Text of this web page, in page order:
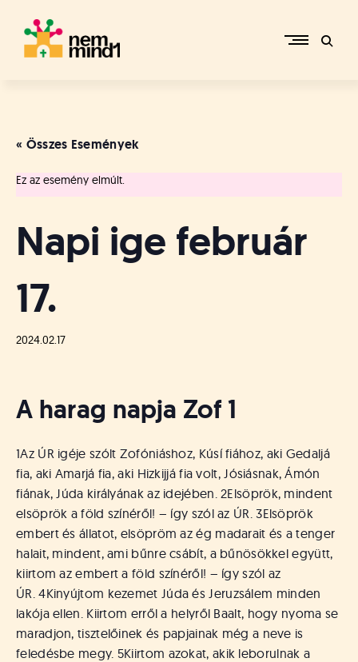
content
p
r
i
R
f
o
m
u
s
k
e
-
L
a
p
j
a
« Összes Események
Ez az esemény elmúlt.
Napi ige február
17.
2024.02.17
A harag napja Zof 1
1Az ÚR igéje szólt Zofóniáshoz, Kúsí fiához, aki Gedaljá
fia, aki Amarjá fia, aki Hizkijjá fia volt, Jósiásnak, Ámón
fiának, Júda királyának az idejében.2Elsöprök, mindent
elsöprök a föld színéről! – így szól az ÚR. 3Elsöprök
embert és állatot, elsöpröm az ég madarait és a tenger
halait, mindent, ami bűnre csábít, a bűnösökkel együtt,
kiirtom az embert a föld színéről! – így szól az
ÚR.4Kinyújtom kezemet Júda és Jeruzsálem minden
lakója ellen. Kiirtom erről a helyről Baalt, hogy nyoma se
maradjon, tisztelőinek és papjainak még a neve is
feledésbe megy. 5Kiirtom azokat, akik leborulnak a